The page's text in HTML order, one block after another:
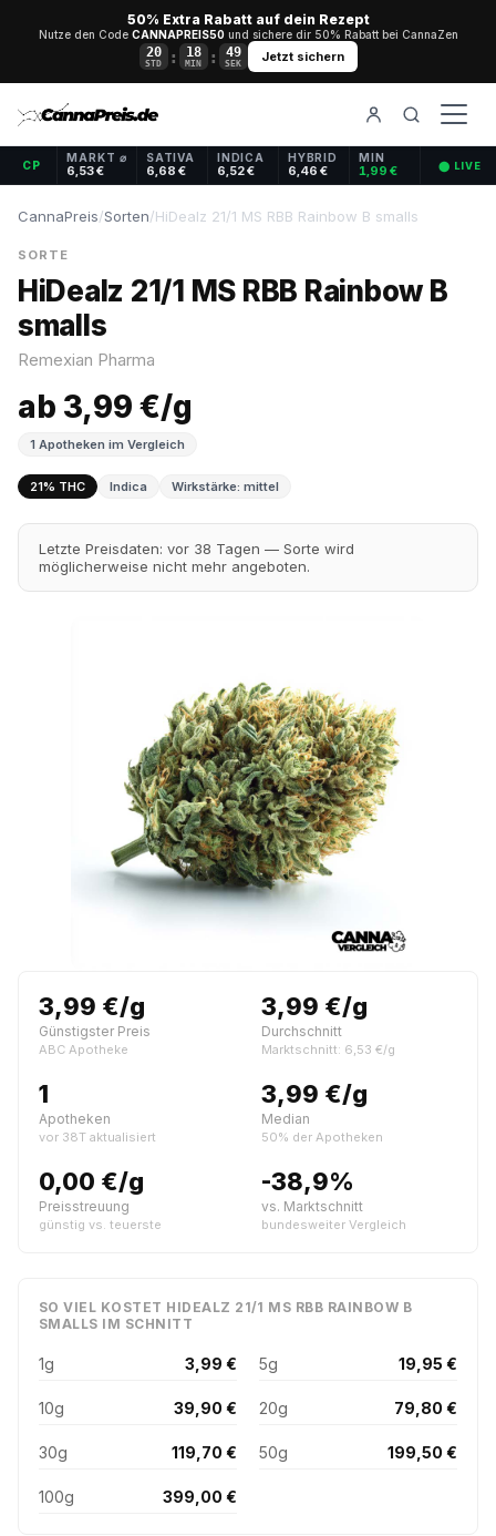
50% Extra Rabatt auf dein Rezept
Nutze den Code CANNAPREIS50und sichere dir 50% Rabatt bei CannaZen
20
STD : 18
MIN : 49
SEK Jetzt sichern
CP
MARKT ⌀
6,53 €
SATIVA
6,68 €
INDICA
6,52 €
HYBRID
6,46 €
MIN
1,99 € ⬤ LIVE
CannaPreis/Sorten/HiDealz 21/1 MS RBB Rainbow B smalls
SORTE
HiDealz 21/1 MS RBB Rainbow B
smalls
Remexian Pharma
ab 3,99 €/g
1 Apotheken im Vergleich
21% THC Indica Wirkstärke: mittel
Letzte Preisdaten: vor 38 Tagen — Sorte wird
möglicherweise nicht mehr angeboten.
3,99 €/g
Günstigster Preis
ABC Apotheke
3,99 €/g
Durchschnitt
Marktschnitt: 6,53 €/g
1
Apotheken
vor 38T aktualisiert
3,99 €/g
Median
50% der Apotheken
0,00 €/g
Preisstreuung
günstig vs. teuerste
-38,9%
vs. Marktschnitt
bundesweiter Vergleich
SO VIEL KOSTET HIDEALZ 21/1 MS RBB RAINBOW B
SMALLS IM SCHNITT
1g 3,99 € 5g 19,95 €
10g 39,90 € 20g 79,80 €
30g 119,70 € 50g 199,50 €
100g 399,00 €